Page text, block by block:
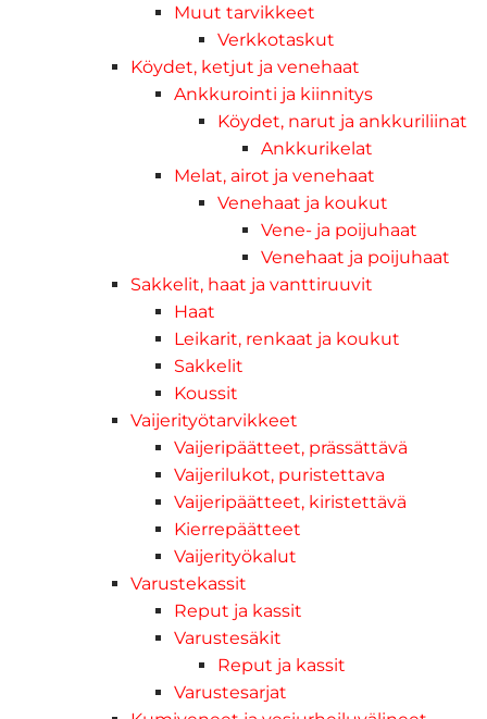
Muut tarvikkeet
Verkkotaskut
Köydet, ketjut ja venehaat
Ankkurointi ja kiinnitys
Köydet, narut ja ankkuriliinat
Ankkurikelat
Melat, airot ja venehaat
Venehaat ja koukut
Vene- ja poijuhaat
Venehaat ja poijuhaat
Sakkelit, haat ja vanttiruuvit
Haat
Leikarit, renkaat ja koukut
Sakkelit
Koussit
Vaijerityötarvikkeet
Vaijeripäätteet, prässättävä
Vaijerilukot, puristettava
Vaijeripäätteet, kiristettävä
Kierrepäätteet
Vaijerityökalut
Varustekassit
Reput ja kassit
Varustesäkit
Reput ja kassit
Varustesarjat